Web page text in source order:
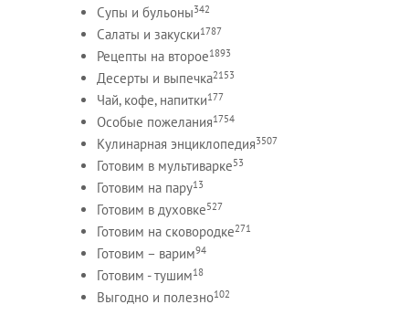
Супы и бульоны342
Салаты и закуски1787
Рецепты на второе1893
Десерты и выпечка2153
Чай, кофе, напитки177
Особые пожелания1754
Кулинарная энциклопедия3507
Готовим в мультиварке53
Готовим на пару13
Готовим в духовке527
Готовим на сковородке271
Готовим – варим94
Готовим - тушим18
Выгодно и полезно102